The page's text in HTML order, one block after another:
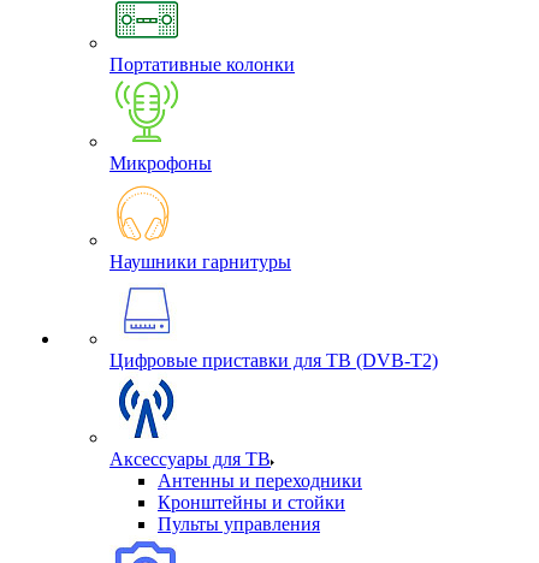
Портативные колонки
Микрофоны
Наушники гарнитуры
Цифровые приставки для ТВ (DVB-T2)
Аксессуары для ТВ
Антенны и переходники
Кронштейны и стойки
Пульты управления